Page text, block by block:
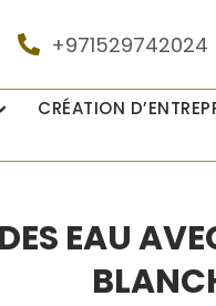
+971529742024
CRÉATION
EAU